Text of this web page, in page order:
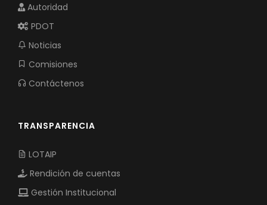
Autoridad
PDOT
Noticias
Comisiones
Contáctenos
TRANSPARENCIA
LOTAIP
Rendición de cuentas
Gestión Institucional